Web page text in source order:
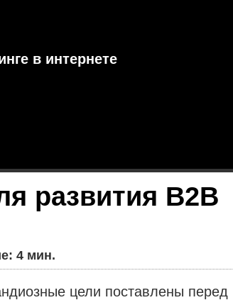
в интернете
развития B2B
4 мин.
цели поставлены перед